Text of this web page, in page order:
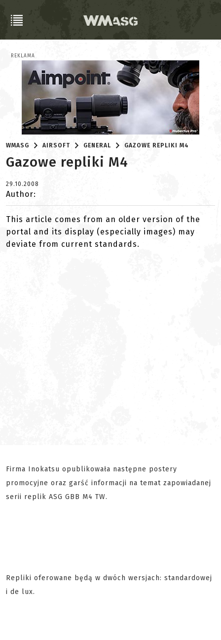
REKLAMA
WMASG AIRSOFT GENERAL GAZOWE REPLIKI M4
Gazowe repliki M4
29.10.2008
Author:
This article comes from an older version of the
portal and its display (especially images) may
deviate from current standards.
Firma Inokatsu opublikowała następne postery
promocyjne oraz garść informacji na temat zapowiadanej
serii replik ASG GBB M4 TW.
Repliki oferowane będą w dwóch wersjach: standardowej
i de lux.